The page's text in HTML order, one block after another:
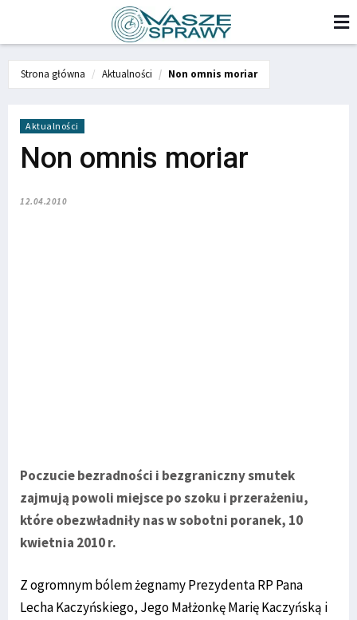
Strona główna Aktualności Non omnis moriar
Aktualności
Non omnis moriar
12.04.2010
Poczucie bezradności i bezgraniczny smutek
zajmują powoli miejsce po szoku i przerażeniu,
które obezwładniły nas w sobotni poranek, 10
kwietnia 2010 r.
Z ogromnym bólem żegnamy Prezydenta RP Pana
Lecha Kaczyńskiego, Jego Małżonkę Marię Kaczyńską i